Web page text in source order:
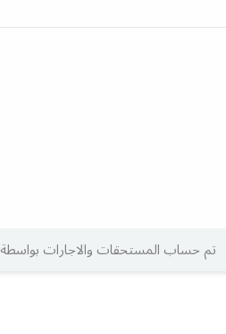
تم حساب المستحقات والاجارات بواسطة